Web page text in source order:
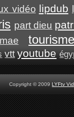
vidéo lipdub
part dieu
vtt youtube
Copyright © 2009LYFtv